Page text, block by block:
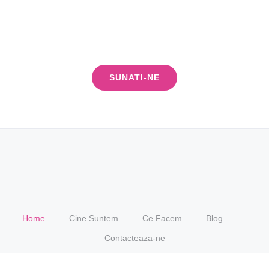
SUNATI-NE
Home Cine Suntem Ce Facem Blog
Contacteaza-ne